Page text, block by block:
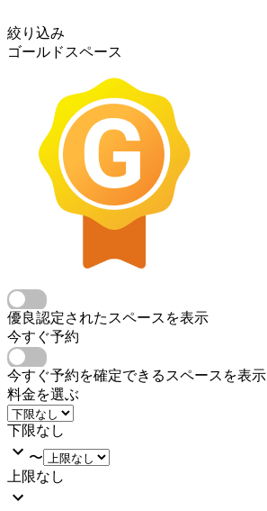
絞り込み
ゴールドスペース
優良認定されたスペースを表示
今すぐ予約
今すぐ予約を確定できるスペースを表示
料金を選ぶ
下限なし
〜
上限なし